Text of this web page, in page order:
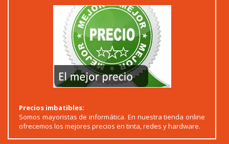
Precios imbatibles:
Somos mayoristas de informática. En nuestra tienda online
ofrecemos los mejores precios en tinta, redes y hardware.